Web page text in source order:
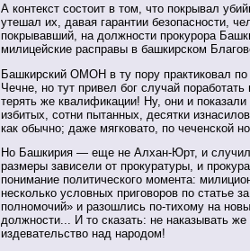
А контекст состоит в том, что покрывал
утешал их, давая гарантии безопасности,
покрывавший, на должности прокурора
милицейские расправы в башкирском
Башкирский ОМОН в ту пору практиковал
Чечне, но тут привел бог случай
терять же квалификации! Ну, они и
избитых, сотни пытанных, десятки
как обычно; даже мягковато, по чеченской
Но Башкирия — еще не Алхан-Юрт, и
размеры зависели от прокуратуры, и
понимание политического момента:
несколько условных приговоров по статье
полномочий» и разошлись по-тихому на
должности... И то сказать: не наказывать же
издевательство над народом!